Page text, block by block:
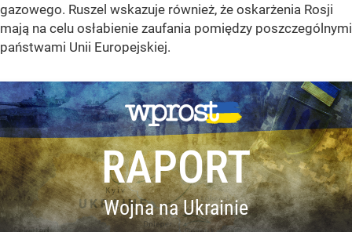
gazowego. Ruszel wskazuje również, że oskarżenia Rosji
mają na celu osłabienie zaufania pomiędzy poszczególnymi
państwami Unii Europejskiej.
RAPORT
Wojna na Ukrainie